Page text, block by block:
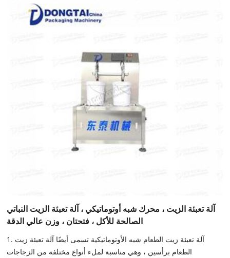
آلة تعبئة الزيت ، محرك شبه أوتوماتيكي ، آلة تعبئة الزيت النباتي
الصالحة للأكل ، فتحتان ، وزن عالي الدقة
1. آلة تعبئة زيت الطعام شبه الأوتوماتيكية تسمى أيضًا آلة تعبئة زيت
الطعام برأسين ، وهي مناسبة لملء أنواع مختلفة من الزجاجات